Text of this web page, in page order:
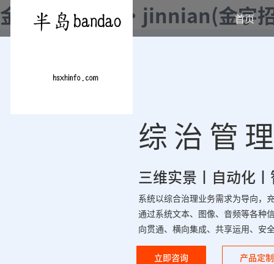
金年会|金年会·jinnian(金字
首页
综治管
三维实景丨自动化
系统以综合治理业务需求为导向，
通过系统文本、图像、音频等各种
向贯通、横向集成、共享运用、安
立即咨询 产品定制